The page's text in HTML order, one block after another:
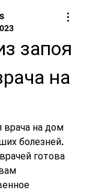
запоя
на
врача на дом
болезней.
готова